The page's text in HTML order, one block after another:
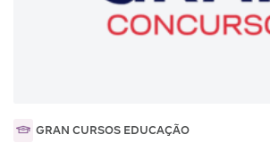
GRAN CURSOS EDUCAÇÃO